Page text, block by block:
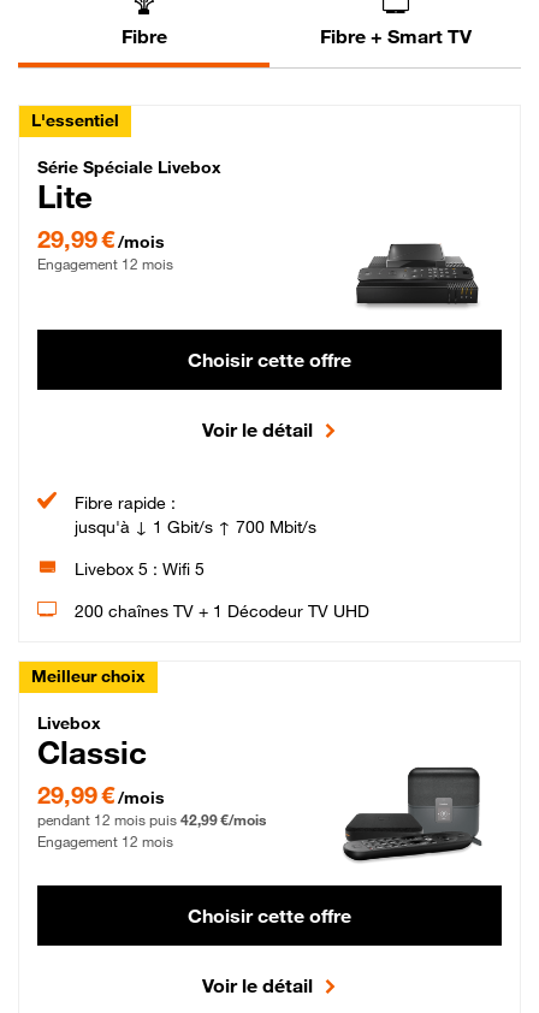
Fibre Fibre + Smart TV
L'essentiel
Série Spéciale Livebox Lite Fibre
Série Spéciale Livebox
Lite
29,99 €/mois
Engagement 12 mois
Choisir cette offre
Voir le détail
Fibre rapide :
jusqu'à ↓ 1 Gbit/s ↑ 700 Mbit/s
Livebox 5 : Wifi 5
200 chaînes TV + 1 Décodeur TV UHD
Meilleur choix
Livebox Classic Fibre
Livebox
Classic
29,99 € par mois pendant 12 mois puis 42,99 € par mois, Engagement 12 mois
29,99 €/mois
pendant 12 mois puis 42,99 €/mois
Engagement 12 mois
Choisir cette offre
Voir le détail